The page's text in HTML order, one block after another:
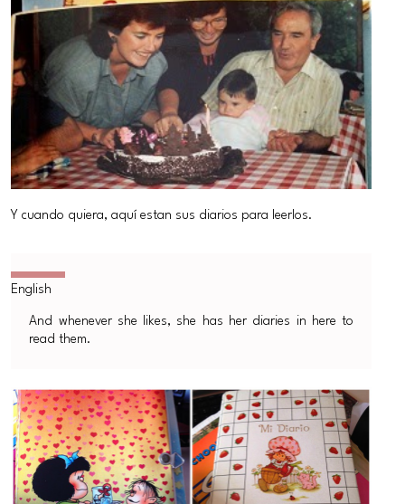
Y cuando quiera, aquí estan sus diarios para leerlos.
And whenever she likes, she has her diaries in here to
read them.